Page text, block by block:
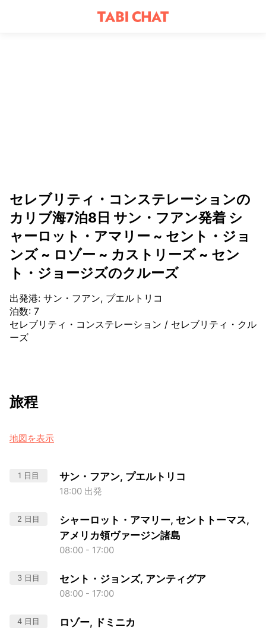
セレブリティ・コンステレーションの
カリブ海7泊8日 サン・フアン発着 シ
ャーロット・アマリー ~ セント・ジョ
ンズ ~ ロゾー ~ カストリーズ ~ セン
ト・ジョージズのクルーズ
出発港: サン・フアン, プエルトリコ
泊数: 7
セレブリティ・コンステレーション / セレブリティ・クル
ーズ
旅程
地図を表示
1 日目 サン・フアン, プエルトリコ
18:00 出発
2 日目
シャーロット・アマリー, セントトーマス,
アメリカ領ヴァージン諸島
08:00 - 17:00
3 日目 セント・ジョンズ, アンティグア
08:00 - 17:00
4 日目 ロゾー, ドミニカ